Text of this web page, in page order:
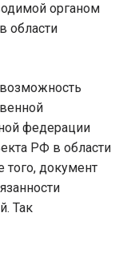
органом
области
федерации
РФ в области
того, документ
Так